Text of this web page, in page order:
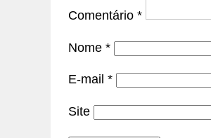
Comentário *
Nome *
E-mail *
Site